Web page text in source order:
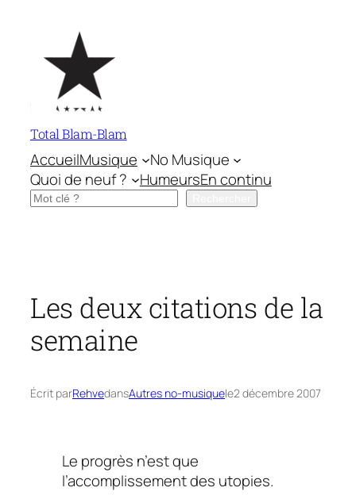
contenu
Total Blam-Blam
AccueilMusique
No Musique
Quoi de neuf ?
HumeursEn continu
Rechercher
Les deux citations de la
semaine
Écrit parRehvedansAutres no-musiquele2 décembre 2007
Le progrès n’est que
l’accomplissement des utopies.